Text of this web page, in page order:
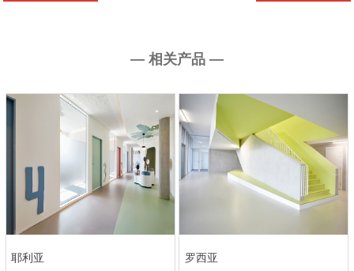
— 相关产品 —
耶利亚 罗西亚